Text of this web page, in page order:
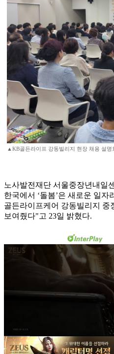
▲KB골든라이프 강동빌리지 현장 채용 설명
노사발전재단 서울중장년내일
한국에서 ‘돌봄’은 새로운 일
골든라이프케어 강동빌리지 중
보여줬다"고 23일 밝혔다.